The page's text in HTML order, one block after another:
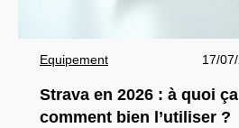
Equipement 17/
Strava en 2026 : à quoi
comment bien l’utiliser ?